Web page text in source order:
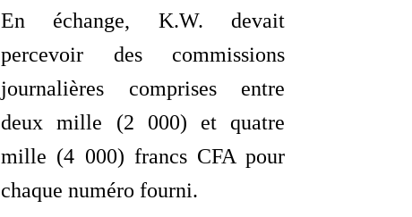
En échange, K.W. devait
percevoir des commissions
journalières comprises entre
deux mille (2 000) et quatre
mille (4 000) francs CFA pour
chaque numéro fourni.